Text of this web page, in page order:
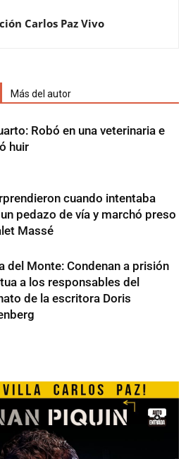
Carlos Paz Vivo
Más del autor
Robó en una veterinaria e
huir
cuando intentaba
pedazo de vía y marchó preso
Massé
del Monte: Condenan a prisión
a los responsables del
de la escritora Doris